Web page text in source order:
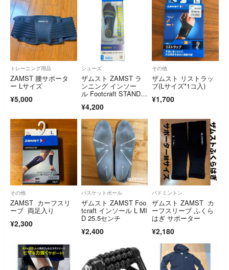
トレーニング用品
ZAMST 腰サポータ
ー Lサイズ
¥5,000
シューズ
ザムスト ZAMST ラ
ンニング インソー
ル Footcraft STAND
¥4,200
その他
ザムスト リストラッ
プ(Lサイズ*1コ入)
¥1,700
その他
ZAMST カーフスリ
ーブ 両足入り
¥2,300
バスケットボール
ザムスト ZAMST Foo
tcraft インソール L MI
D 25.5センチ
¥2,400
バドミントン
ザムスト ZAMST カ
ーフスリーブ ふくら
はぎ サポーター
¥2,180